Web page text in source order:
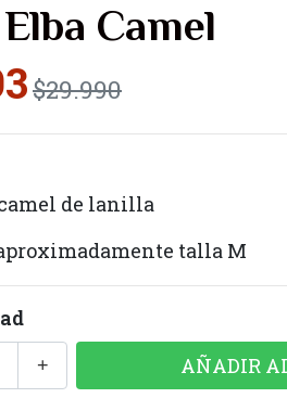
Camel
$29.990
de lanilla
talla M
+